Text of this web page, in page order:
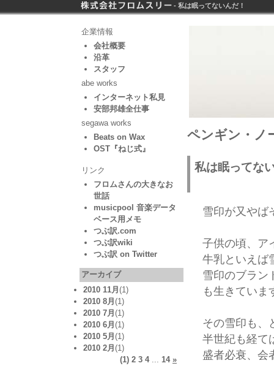
- 私は眠ってないんだ！
ペンギン・ノ
私は眠ってな
雪印が又やば
子供の頃、ア
牛乳といえば
雪印のブラン
も生きていま
その雪印も、
半世紀も経て
盛者必衰、会
企業情報
会社概要
沿革
スタッフ
abe works
インターネット私見
安部邦雄全仕事
segawa works
Beats on Wax
OST『ねじ式』
リンク
フロムさんの大きなお
世話
musicpool 音楽データ
ベース用メモ
つぶ訳.com
つぶ訳wiki
つぶ訳 on Twitter
アーカイブ
2010 11月 (1)
2010 8月 (1)
2010 7月 (1)
2010 6月 (1)
2010 5月 (1)
2010 2月 (1)
(1) 2 3 4... 14 »